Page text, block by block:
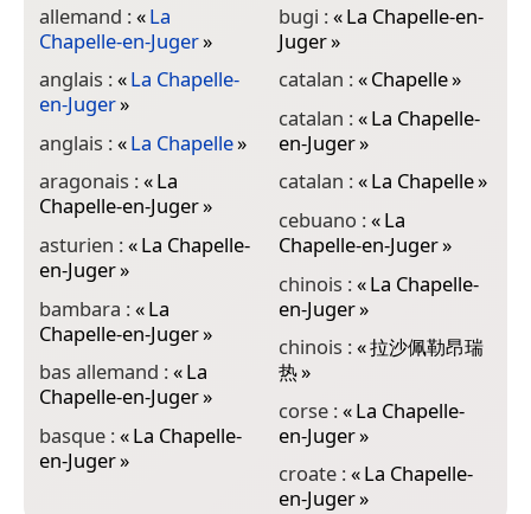
allemand :«La
Chapelle-en-Juger»
anglais :«La Chapelle-
en-Juger»
anglais :«La Chapelle»
aragonais :«La
Chapelle-en-Juger»
asturien :«La Chapelle-
en-Juger»
bambara :«La
Chapelle-en-Juger»
bas allemand :«La
Chapelle-en-Juger»
basque :«La Chapelle-
en-Juger»
bugi :«La Chapelle-en-
Juger»
catalan :«Chapelle»
catalan :«La Chapelle-
en-Juger»
catalan :«La Chapelle»
cebuano :«La
Chapelle-en-Juger»
chinois :«La Chapelle-
en-Juger»
chinois :«拉沙佩勒昂瑞
热»
corse :«La Chapelle-
en-Juger»
croate :«La Chapelle-
en-Juger»